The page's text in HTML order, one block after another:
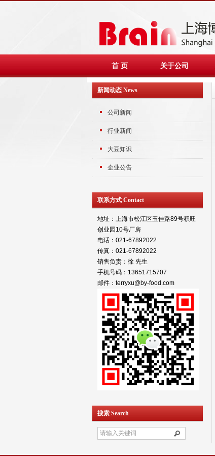
首 页 关于公司
新闻动态 News
公司新闻
行业新闻
大豆知识
企业公告
联系方式 Contact
地址：上海市松江区玉佳路89号积旺
创业园10号厂房
电话：021-67892022
传真：021-67892022
销售负责：徐 先生
手机号码：13651715707
邮件：terryxu@by-food.com
搜索 Search